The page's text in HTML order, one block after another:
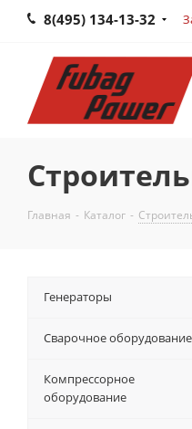
8(495) 134-13-32
Главная - Каталог -
Генераторы
Сварочное оборудование
Компрессорное
оборудование